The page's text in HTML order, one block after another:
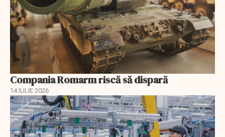
Compania Romarm riscă să dispară
14 IULIE 2026